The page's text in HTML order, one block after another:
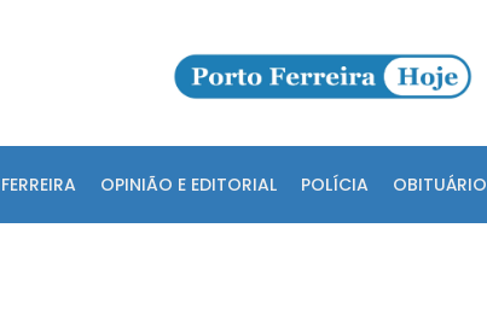
OPINIÃO E EDITORIAL POLÍCIA OBITUÁRIO